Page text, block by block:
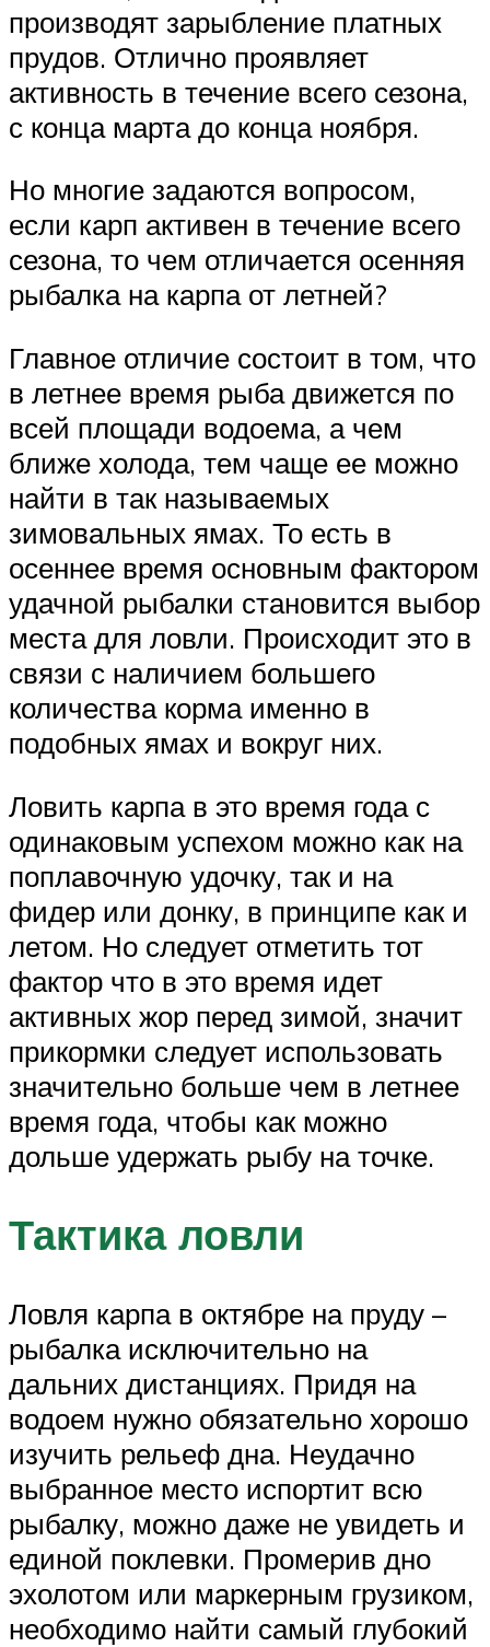
производят зарыбление платных
прудов. Отлично проявляет
активность в течение всего сезона,
с конца марта до конца ноября.
Но многие задаются вопросом,
если карп активен в течение всего
сезона, то чем отличается осенняя
рыбалка на карпа от летней?
Главное отличие состоит в том, что
в летнее время рыба движется по
всей площади водоема, а чем
ближе холода, тем чаще ее можно
найти в так называемых
зимовальных ямах. То есть в
осеннее время основным фактором
удачной рыбалки становится выбор
места для ловли. Происходит это в
связи с наличием большего
количества корма именно в
подобных ямах и вокруг них.
Ловить карпа в это время года с
одинаковым успехом можно как на
поплавочную удочку, так и на
фидер или донку, в принципе как и
летом. Но следует отметить тот
фактор что в это время идет
активных жор перед зимой, значит
прикормки следует использовать
значительно больше чем в летнее
время года, чтобы как можно
дольше удержать рыбу на точке.
Тактика ловли
Ловля карпа в октябре на пруду –
рыбалка исключительно на
дальних дистанциях. Придя на
водоем нужно обязательно хорошо
изучить рельеф дна. Неудачно
выбранное место испортит всю
рыбалку, можно даже не увидеть и
единой поклевки. Промерив дно
эхолотом или маркерным грузиком,
необходимо найти самый глубокий